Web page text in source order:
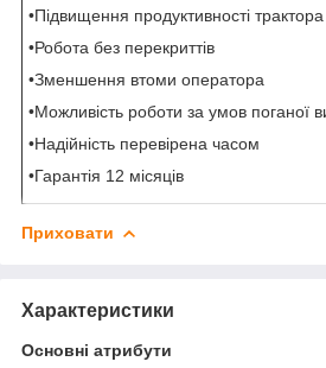
•Підвищення продуктивності
•Робота без перекриттів
•Зменшення втоми оператора
•Можливість роботи за умов поганої
•Надійність перевірена часом
•Гарантія 12 місяців
Приховати
Характеристики
Основні атрибути